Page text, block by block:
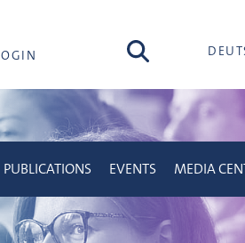
search
PUBLICATIONS EVENTS MEDIA